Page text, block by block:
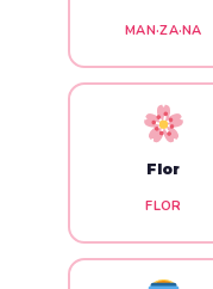
MAN·ZA·NA
Flor
FLOR